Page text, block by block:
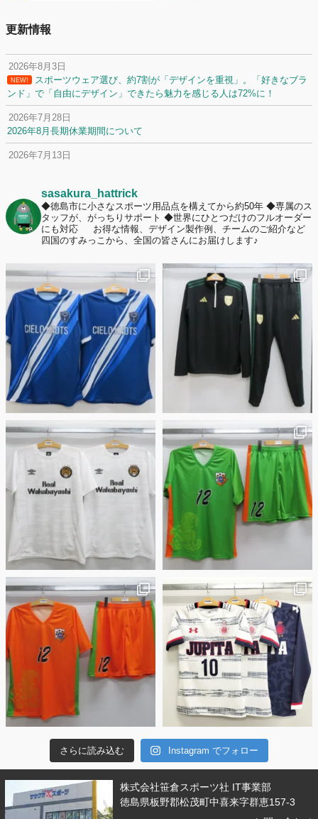
更新情報
2026年8月3日
NEW!
スポーツウェア選び、約7割が「デザインを重視」。「好きなブラ
ンド」で「自由にデザイン」できたら魅力を感じる人は72%に！
2026年7月28日
2026年8月長期休業期間について
2026年7月13日
2026年7月2日
名前入りユニフォームで子どもの自信が「プラスになった」と感じた保
護者は約67%！「やや高いと感じたが納得して購入した」と価値を実感
する声も32.7%に！
応援ユニフォーム、約53％が「会場に一体感があってよい」と回答。チ
ームへの愛情が伝わる応援スタイルとは？
sasakura_hattrick
◆徳島市に小さなスポーツ用品点を構えてから約50年 ◆専属のス
タッフが、がっちりサポート ◆世界にひとつだけのフルオーダー
にも対応
お得な情報、デザイン製作例、チームのご紹介など
四国のすみっこから、全国の皆さんにお届けします♪
さらに読み込む Instagram でフォロー
株式会社笹倉スポーツ社 IT事業部
徳島県板野郡松茂町中喜来字群恵157-3